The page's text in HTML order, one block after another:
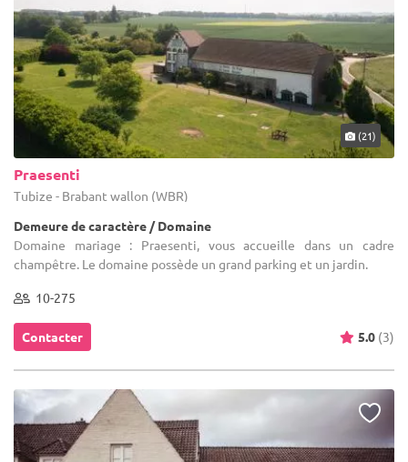
(21)
Praesenti
Tubize - Brabant wallon (WBR)
Demeure de caractère / Domaine
Domaine mariage : Praesenti, vous accueille dans un cadre
champêtre. Le domaine possède un grand parking et un jardin.
10-275
Contacter 5.0 (3)